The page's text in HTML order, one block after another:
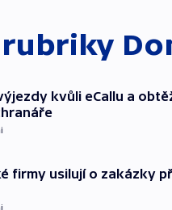
rubriky
kvůli eCallu a
firmy usilují o zakázky